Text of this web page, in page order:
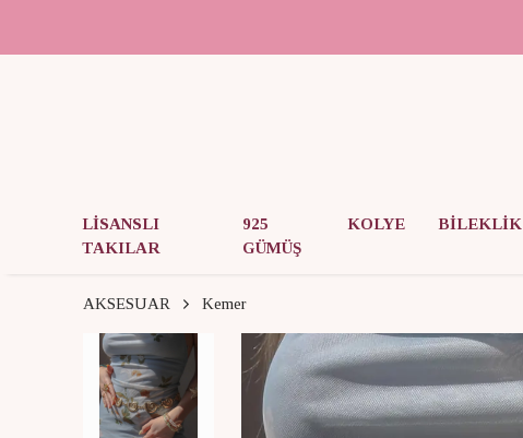
LİSANSLI
TAKILAR
925
GÜMÜŞ
KOLYE BİLEKLİK
AKSESUAR Kemer